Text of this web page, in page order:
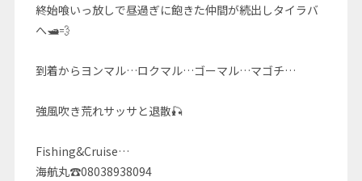
終始喰いっ放しで昼過ぎに飽きた仲間が続出しタイラバ
へ🛥💨
到着からヨンマル…ロクマル…ゴーマル…マゴチ…
強風吹き荒れサッサと退散🎣
Fishing&Cruise…
海航丸☎08038938094